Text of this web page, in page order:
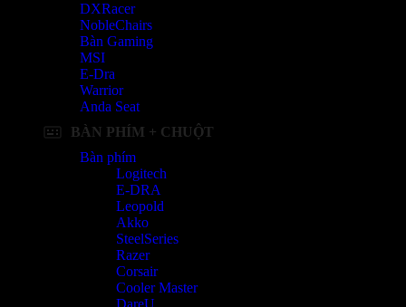
DXRacer
NobleChairs
Bàn Gaming
MSI
E-Dra
Warrior
Anda Seat
BÀN PHÍM + CHUỘT
Bàn phím
Logitech
E-DRA
Leopold
Akko
SteelSeries
Razer
Corsair
Cooler Master